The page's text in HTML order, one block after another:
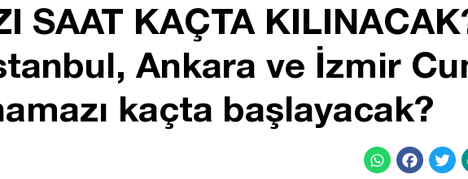
SAAT KAÇTA
Ankara ve İzmir
kaçta başlayacak?